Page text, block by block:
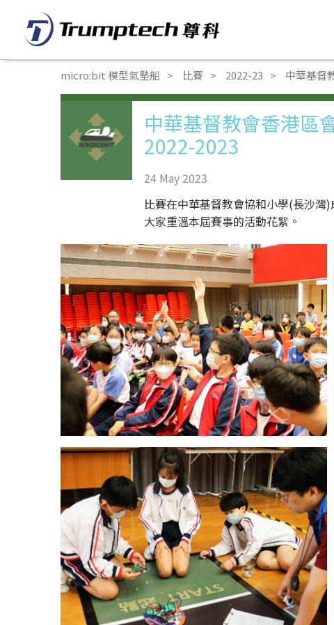
micro:bit 模型氣墊船 比賽 2022-23 中華基督
中華基督教會香港區
2022-2023
24 May 2023
比賽在中華基督教會協和小學(長沙灣
大家重溫本屆賽事的活動花絮。